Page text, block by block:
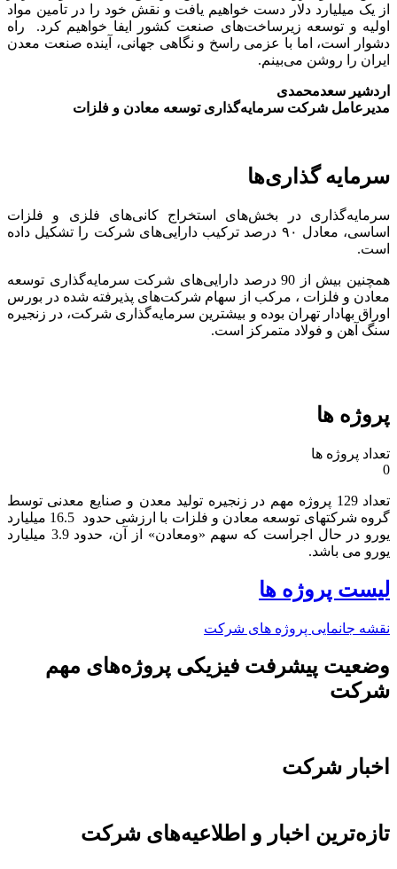
از یک میلیارد دلار دست خواهیم یافت و نقش خود را در تامین مواد
اولیه و توسعه زیرساخت‌های صنعت کشور ایفا خواهیم کرد. راه
دشوار است، اما با عزمی راسخ و نگاهی جهانی، آینده صنعت معدن
ایران را روشن می‌بینم.
اردشیر سعدمحمدی
مدیرعامل شرکت سرمایه‌گذاری توسعه معادن و فلزات
سرمایه گذاری‌ها
سرمایه‌گذاری در بخش‌های استخراج کانی‌های فلزی و فلزات
اساسی، معادل ۹۰ درصد ترکیب دارایی‌های شرکت را تشکیل داده
است.
همچنین بیش از 90 درصد دارایی‌های شرکت سرمایه‌گذاری توسعه
معادن و فلزات ، مرکب از سهام شرکت‌های پذیرفته شده در بورس
اوراق بهادار تهران بوده و بیشترین سرمایه‌گذاری شرکت، در زنجیره
سنگ آهن و فولاد متمرکز است.
پروژه ها
تعداد پروژه ها
0
تعداد 129 پروژه مهم در زنجیره تولید معدن و صنایع معدنی توسط
گروه شرکتهای توسعه معادن و فلزات با ارزشی حدود 16.5 میلیارد
یورو در حال اجراست که سهم «ومعادن» از آن، حدود 3.9 میلیارد
یورو می باشد.​
لیست پروژه ها
نقشه جانمایی پروژه های شرکت
وضعیت پیشرفت فیزیکی پروژه‌های مهم
شرکت
اخبار شرکت
تازه‌ترین اخبار و اطلاعیه‌های شرکت